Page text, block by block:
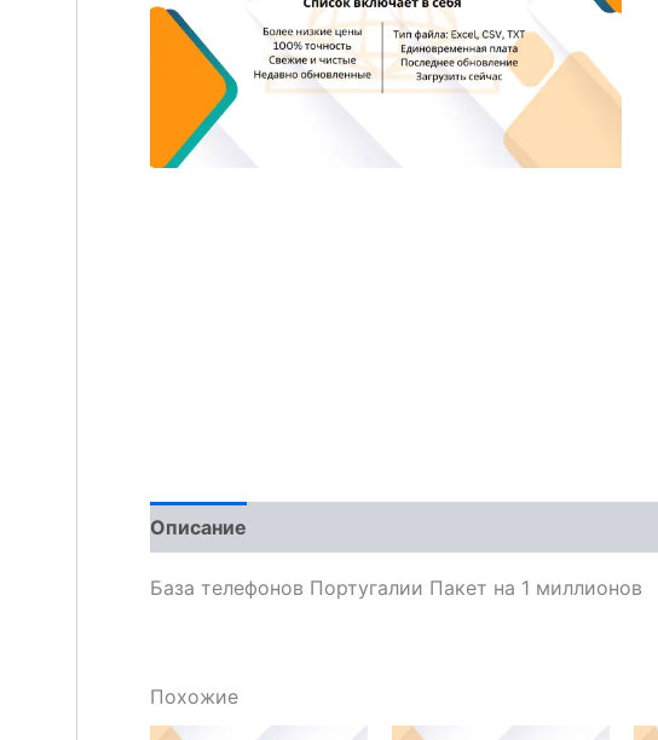
Описание
База телефонов Португалии Пакет на 1 миллионов
Похожие